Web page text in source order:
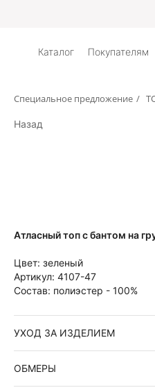
Каталог Покупателям
Специальное предложение /
Назад
Атласный топ с бантом на
Цвет: зеленый
Артикул: 4107-47
Состав: полиэстер - 100%
УХОД ЗА ИЗДЕЛИЕМ
ОБМЕРЫ